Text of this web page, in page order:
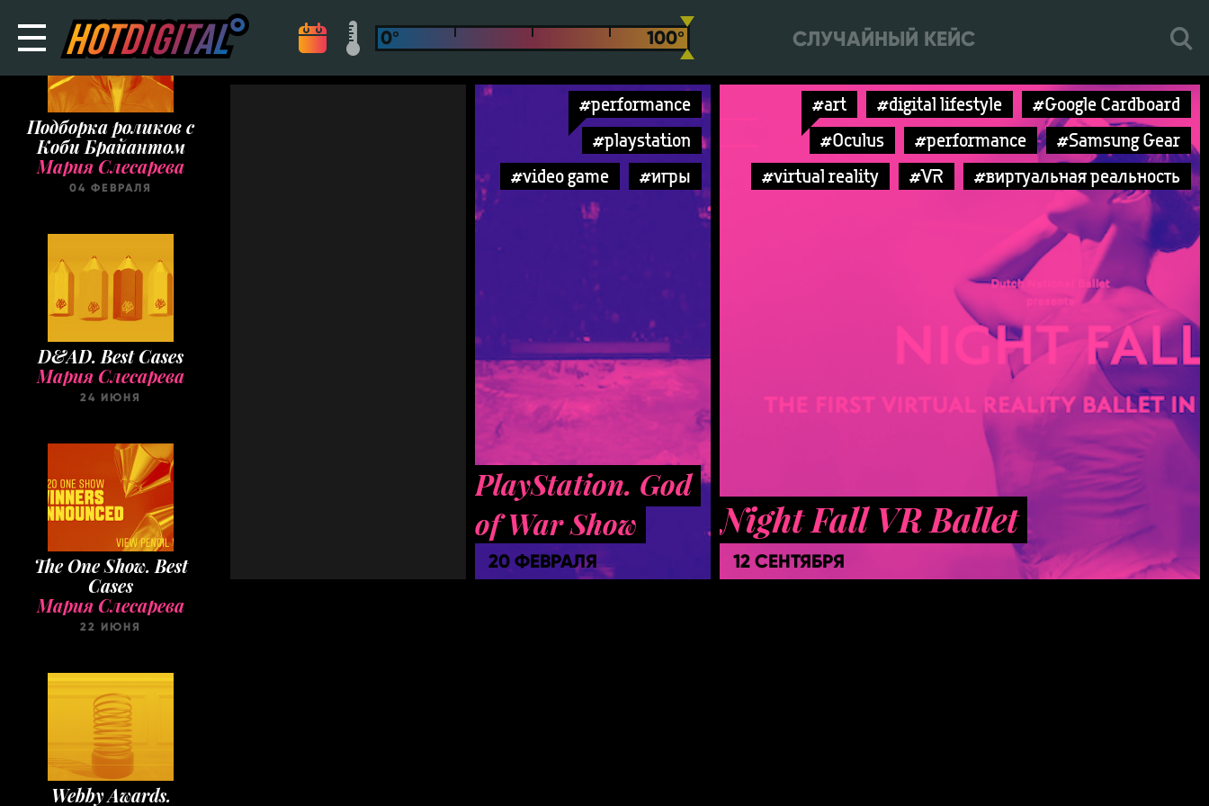
СЛУЧАЙНЫЙ КЕЙС
Подборка роликов с
Коби Брайантом
Мария Слесарева
04 ФЕВРАЛЯ
D&AD. Best Cases
Мария Слесарева
24 ИЮНЯ
The One Show. Best
Cases
Мария Слесарева
22 ИЮНЯ
Webby Awards.
#performance
#playstation
#video game
#игры
PlayStation. God
of War Show
20 ФЕВРАЛЯ
#art #digital lifestyle
#Google Cardboard
#Oculus
#performance
#Samsung Gear
#virtual reality
#VR #виртуальная реальность
Night Fall VR Ballet
12 СЕНТЯБРЯ